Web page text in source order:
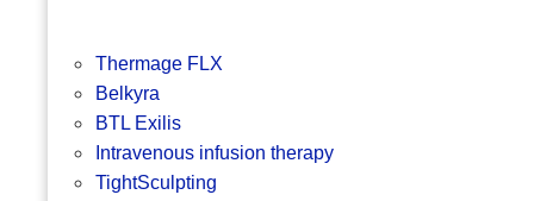
Thermage FLX
Belkyra
BTL Exilis
Intravenous infusion therapy
TightSculpting